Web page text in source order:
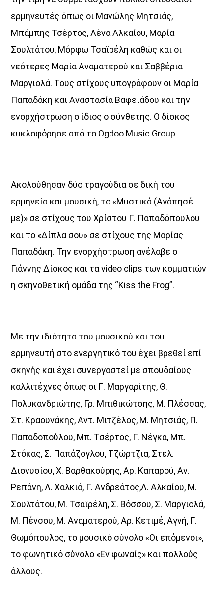
ερμηνευτές όπως οι Μανώλης Μητσιάς,
Μπάμπης Τσέρτος, Λένα Αλκαίου, Μαρία
Σουλτάτου, Μόρφω Τσαϊρέλη καθώς και οι
νεότερες Μαρία Αναματερού και Σαββέρια
Μαργιολά. Τους στίχους υπογράφουν οι Μαρία
Παπαδάκη και Αναστασία Βαφειάδου και την
ενορχήστρωση ο ίδιος ο σύνθετης. Ο δίσκος
κυκλοφόρησε από το Ogdoo Music Group.
Ακολούθησαν δύο τραγούδια σε δική του
ερμηνεία και μουσική, το «Μυστικά (Αγάπησέ
με)» σε στίχους του Χρίστου Γ. Παπαδόπουλου
και το «Δίπλα σου» σε στίχους της Μαρίας
Παπαδάκη. Την ενορχήστρωση ανέλαβε ο
Γιάννης Δίσκος και τα video clips των κομματιών
η σκηνοθετική ομάδα της “Kiss the Frog”.
Με την ιδιότητα του μουσικού και του
ερμηνευτή στο ενεργητικό του έχει βρεθεί επί
σκηνής και έχει συνεργαστεί με σπουδαίους
καλλιτέχνες όπως οι Γ. Μαργαρίτης, Θ.
Πολυκανδριώτης, Γρ. Μπιθικώτσης, Μ. Πλέσσας,
Στ. Κραουνάκης, Αντ. Μιτζέλος, Μ. Μητσιάς, Π.
Παπαδοπούλου, Μπ. Τσέρτος, Γ. Νέγκα, Μπ.
Στόκας, Σ. Παπάζογλου, Τζώρτζια, Στελ.
Διονυσίου, Χ. Βαρθακούρης, Αρ. Καπαρού, Αν.
Ρεπάνη, Λ. Χαλκιά, Γ. Ανδρεάτος,Λ. Αλκαίου, Μ.
Σουλτάτου, Μ. Τσαϊρέλη, Σ. Βόσσου, Σ. Μαργιολά,
Μ. Πένσου, Μ. Αναματερού, Αρ. Κετιμέ, Αγνή, Γ.
Θωμόπουλος, το μουσικό σύνολο «Οι επόμενοι»,
το φωνητικό σύνολο «Εν φωναίς» και πολλούς
άλλους.